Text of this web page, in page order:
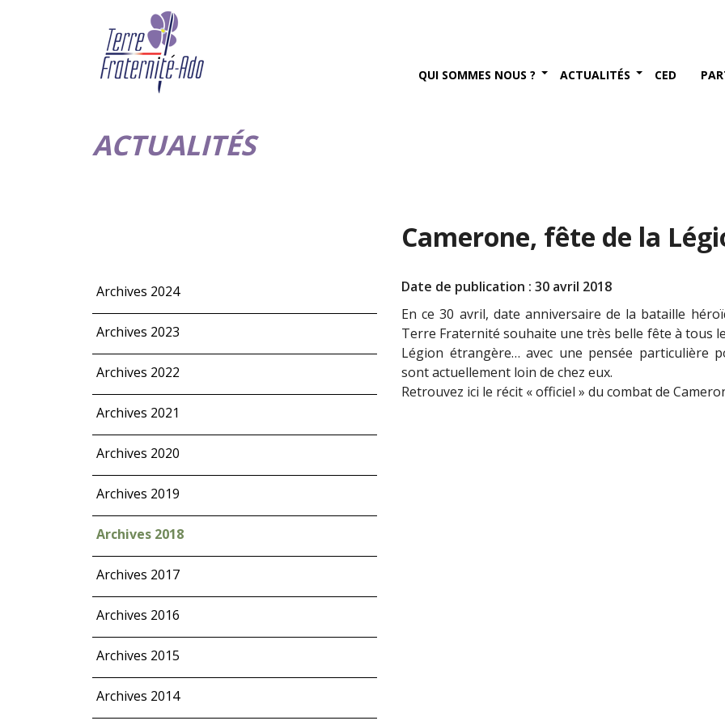
QUI SOMMES NOUS ? ACTUALITÉS CED
ACTUALITÉS
Archives 2024
Archives 2023
Archives 2022
Archives 2021
Archives 2020
Archives 2019
Archives 2018
Archives 2017
Archives 2016
Archives 2015
Archives 2014
Camerone, fête de la
Date de publication : 30 avril 2018
En ce 30 avril, date anniversaire de la bataille
Terre Fraternité souhaite une très belle fête à tous
Légion étrangère… avec une pensée particulière
sont actuellement loin de chez eux.
Retrouvez ici le récit « officiel » du combat de